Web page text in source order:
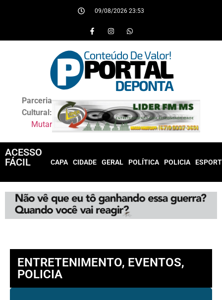
09/08/2026 23:53
Parceria
Cultural:
Mutar
ACESSO
FÁCIL
CAPA CIDADE GERAL POLÍTICA POLICIA
ENTRETENIMENTO, EVENTOS,
POLICIA